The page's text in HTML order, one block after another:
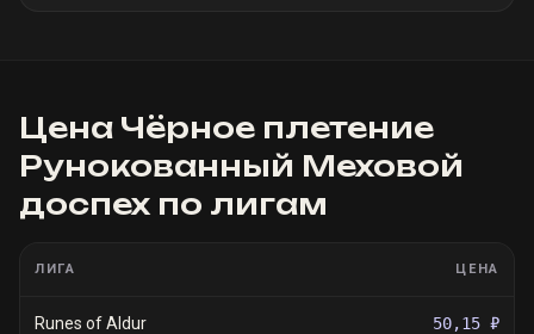
Цена Чёрное плетение
Рунокованный Меховой
доспех по лигам
ЛИГА ЦЕНА
Runes of Aldur 50,15 ₽